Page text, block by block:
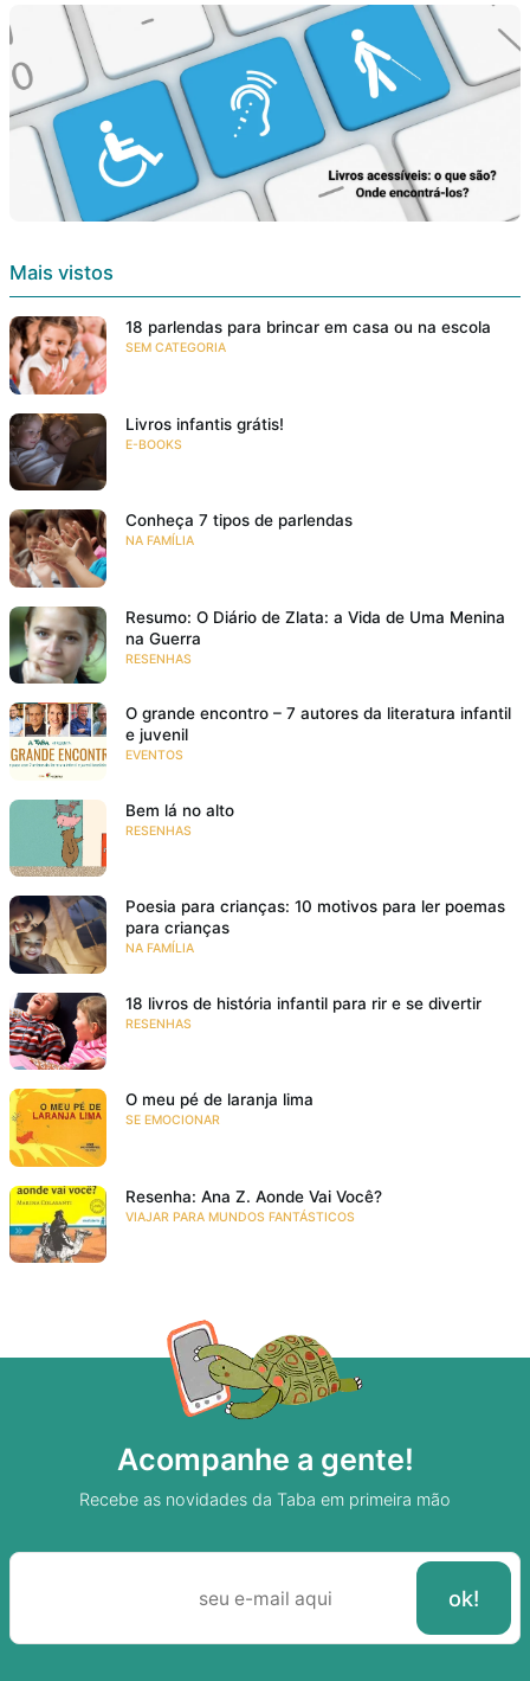
Mais vistos
18 parlendas para brincar em casa ou na escola
SEM CATEGORIA
Livros infantis grátis!
E-BOOKS
Conheça 7 tipos de parlendas
NA FAMÍLIA
Resumo: O Diário de Zlata: a Vida de Uma Menina
na Guerra
RESENHAS
O grande encontro – 7 autores da literatura infantil
e juvenil
EVENTOS
Bem lá no alto
RESENHAS
Poesia para crianças: 10 motivos para ler poemas
para crianças
NA FAMÍLIA
18 livros de história infantil para rir e se divertir
RESENHAS
O meu pé de laranja lima
SE EMOCIONAR
Resenha: Ana Z. Aonde Vai Você?
VIAJAR PARA MUNDOS FANTÁSTICOS
Acompanhe a gente!
Recebe as novidades da Taba em primeira mão